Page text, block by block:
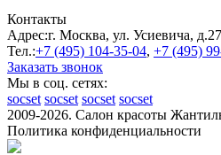
Контакты
Адрес:г. Москва, ул. Усиевича,
Тел.:+7 (495) 104-35-04, +7 (495)
Заказать звонок
Мы в соц. сетях:
socset socset socset socset
2009-2026. Салон красоты
Политика конфиденциальности